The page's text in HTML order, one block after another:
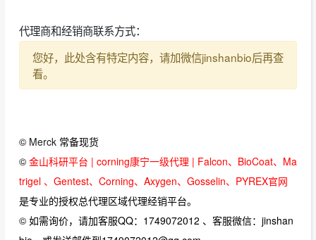
代理商和经销商联系方式：
您好，此处含有特定内容，请加微信jinshanbio后再查
看。
© Merck 常备现货
© 金山科研平台 | corning康宁一级代理 | Falcon、BioCoat、Ma
trigel 、Gentest、Corning、Axygen、Gosselin、PYREX官网
是专业的授权总代理区域代理经销平台。
© 如需询价，请加客服QQ：1749072012 、客服微信：jinshan